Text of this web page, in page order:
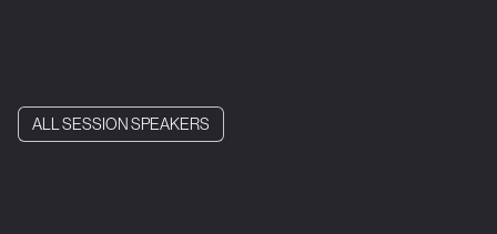
ALL SESSION SPEAKERS